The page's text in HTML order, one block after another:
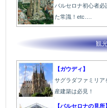
バルセロナ初心者
た常識！etc….
観
【ガウディ】
サグラダファミリア
産建築は必見！
【バルセロナの見所